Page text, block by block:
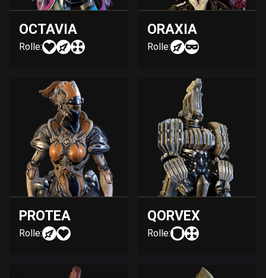
OCTAVIA
Rolle:
ORAXIA
Rolle:
PROTEA
Rolle:
QORVEX
Rolle: